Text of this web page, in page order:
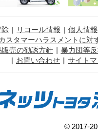
除 リコール情報
個人情
カスタマーハラスメントに対
売の勧誘方針
暴力団等
お問い合わせ
サイト
© 2017-